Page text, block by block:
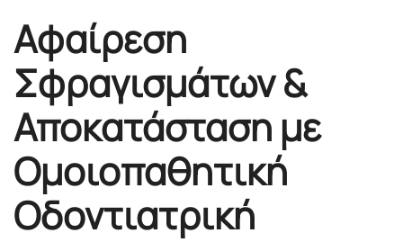
Αφαίρεση
Σφραγισμάτων &
Αποκατάσταση με
Ομοιοπαθητική
Οδοντιατρική